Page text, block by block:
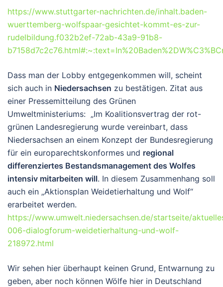
https://www.stuttgarter-nachrichten.de/inhalt.baden-
wuerttemberg-wolfspaar-gesichtet-kommt-es-zur-
rudelbildung.f032b2ef-72ab-43a9-91b8-
Dass man der Lobby entgegenkommen will, scheint
sich auch in Niedersachsen zu bestätigen. Zitat aus
einer Pressemitteilung des Grünen
Umweltministeriums: „Im Koalitionsvertrag der rot-
grünen Landesregierung wurde vereinbart, dass
Niedersachsen an einem Konzept der Bundesregierung
für ein europarechtskonformes und regional
differenziertes Bestandsmanagement des Wolfes
intensiv mitarbeiten will. In diesem Zusammenhang soll
auch ein „Aktionsplan Weidetierhaltung und Wolf“
erarbeitet werden.
https://www.umwelt.niedersachsen.de/startseite/
006-dialogforum-weidetierhaltung-und-wolf-
218972.html
Wir sehen hier überhaupt keinen Grund, Entwarnung zu
geben, aber noch können Wölfe hier in Deutschland